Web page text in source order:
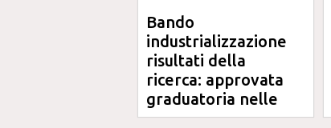
Bando
industrializzazione
risultati della
ricerca: approvata
graduatoria nelle
Marche